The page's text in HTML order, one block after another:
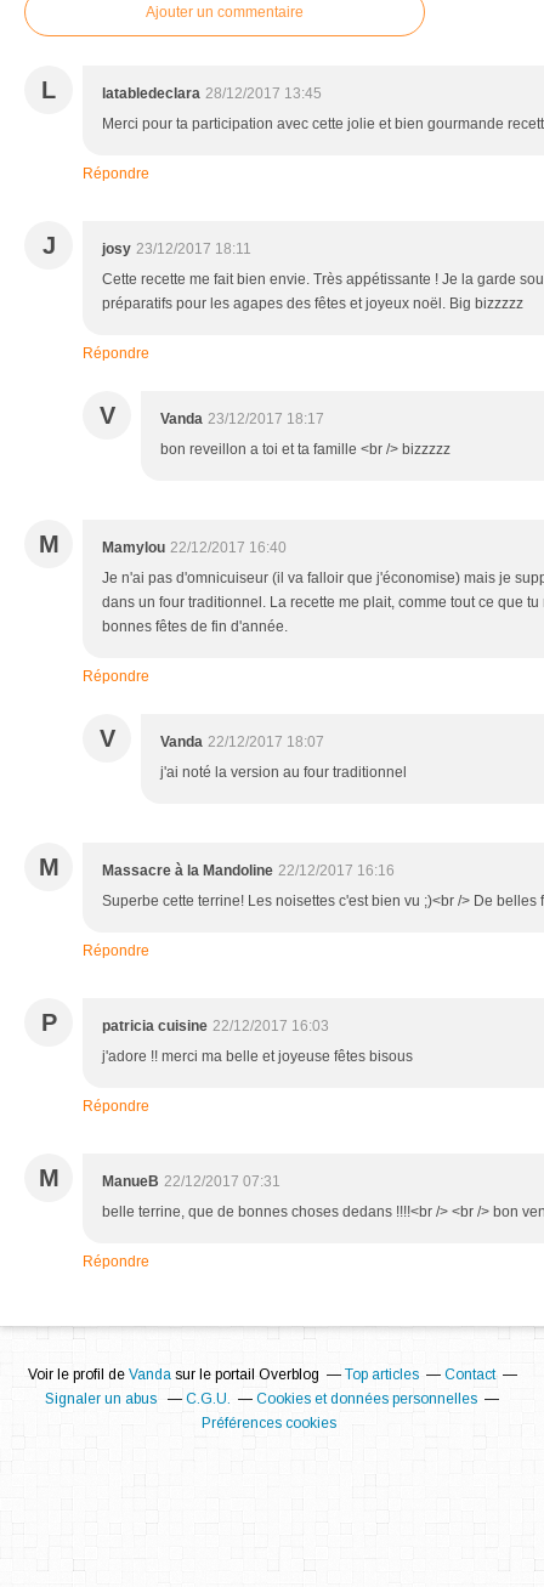
Ajouter un commentaire
L latabledeclara 28/12/2017 13:45
Merci pour ta participation avec cette jolie et bien gourmande
Répondre
J josy 23/12/2017 18:11
Cette recette me fait bien envie. Très appétissante ! Je la garde
préparatifs pour les agapes des fêtes et joyeux noël. Big bizzzzz
Répondre
V Vanda 23/12/2017 18:17
bon reveillon a toi et ta famille <br /> bizzzzz
M Mamylou 22/12/2017 16:40
Je n'ai pas d'omnicuiseur (il va falloir que j'économise) mais je
dans un four traditionnel. La recette me plait, comme tout ce que
bonnes fêtes de fin d'année.
Répondre
V Vanda 22/12/2017 18:07
j'ai noté la version au four traditionnel
M Massacre à la Mandoline 22/12/2017 16:16
Superbe cette terrine! Les noisettes c'est bien vu ;)<br /> De belles
Répondre
P patricia cuisine 22/12/2017 16:03
j'adore !! merci ma belle et joyeuse fêtes bisous
Répondre
M ManueB 22/12/2017 07:31
belle terrine, que de bonnes choses dedans !!!!<br /> <br /> bon
Répondre
Voir le profil de Vandasur le portail Overblog Top articles
Contact
Signaler un abus
C.G.U.
Cookies et données personnelles
Préférences cookies